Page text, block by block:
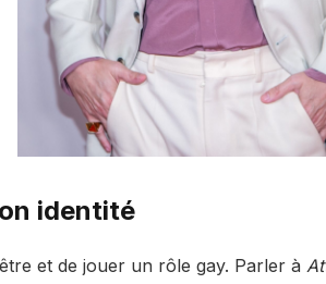
identité
et de jouer un rôle gay. Parler à